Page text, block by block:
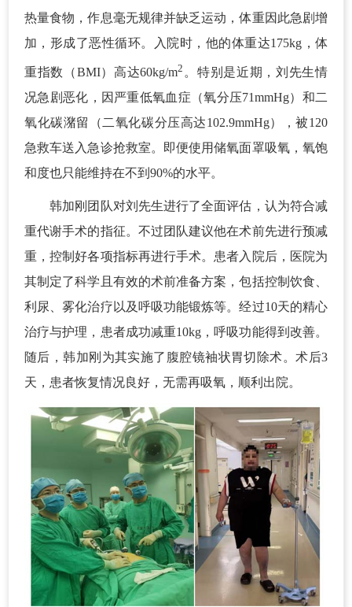
热量食物，作息毫无规律并缺乏运动，体重因此急剧增
加，形成了恶性循环。入院时，他的体重达175kg，体
重指数（BMI）高达60kg/m2 。特别是近期，刘先生情
况急剧恶化，因严重低氧血症（氧分压71mmHg）和二
氧化碳潴留（二氧化碳分压高达102.9mmHg），被120
急救车送入急诊抢救室。即便使用储氧面罩吸氧，氧饱
和度也只能维持在不到90%的水平。
韩加刚团队对刘先生进行了全面评估，认为符合减
重代谢手术的指征。不过团队建议他在术前先进行预减
重，控制好各项指标再进行手术。患者入院后，医院为
其制定了科学且有效的术前准备方案，包括控制饮食、
利尿、雾化治疗以及呼吸功能锻炼等。经过10天的精心
治疗与护理，患者成功减重10kg，呼吸功能得到改善。
随后，韩加刚为其实施了腹腔镜袖状胃切除术。术后3
天，患者恢复情况良好，无需再吸氧，顺利出院。